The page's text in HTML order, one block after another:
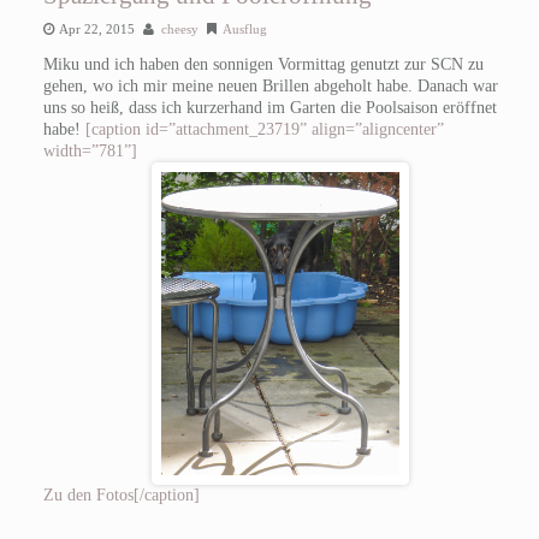
Apr 22, 2015 cheesy Ausflug
Miku und ich haben den sonnigen Vormittag genutzt zur SCN zu
gehen, wo ich mir meine neuen Brillen abgeholt habe. Danach war
uns so heiß, dass ich kurzerhand im Garten die Poolsaison eröffnet
habe! [caption id=”attachment_23719” align=”aligncenter”
width=”781”]
Zu den Fotos[/caption]